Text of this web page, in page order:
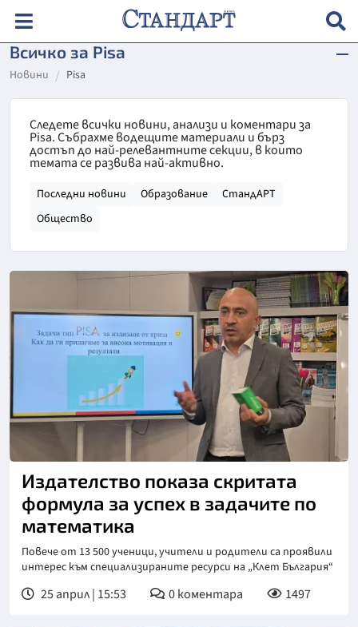
Всичко за Pisa
Новини Pisa
Следете всички новини, анализи и коментари за
Pisa. Събрахме водещите материали и бърз
достъп до най-релевантните секции, в които
темата се развива най-активно.
Последни новини Образование
СтандАРТ
Общество
Издателство показа скритата
формула за успех в задачите по
математика
Повече от 13 500 ученици, учители и родители са проявили
интерес към специализираните ресурси на „Клет България“
25 април | 15:53 0коментара 1497